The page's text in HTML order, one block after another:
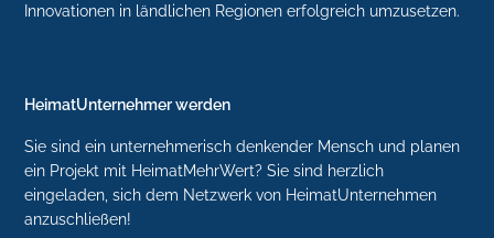
Innovationen in ländlichen Regionen erfolgreich umzusetzen.
HeimatUnternehmer werden
Sie sind ein unternehmerisch denkender Mensch und planen
ein Projekt mit HeimatMehrWert? Sie sind herzlich
eingeladen, sich dem Netzwerk von HeimatUnternehmen
anzuschließen!